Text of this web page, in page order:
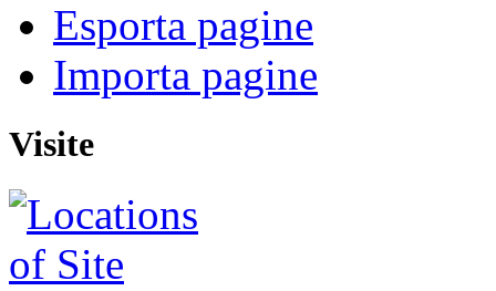
Esporta pagine
Importa pagine
Visite